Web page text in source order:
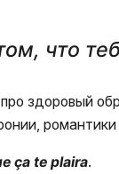
что
здоровый
ça te plaira.